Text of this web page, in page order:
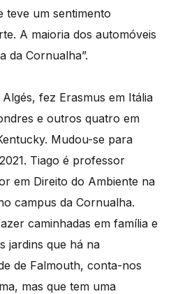
teve um sentimento
A maioria dos automóveis
da Cornualha”.
fez Erasmus em Itália
e outros quatro em
Mudou-se para
Tiago é professor
em Direito do Ambiente na
campus da Cornualha.
caminhadas em família e
jardins que há na
de Falmouth, conta-nos
mas que tem uma